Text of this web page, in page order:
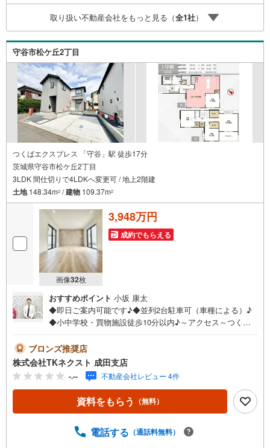
大丈夫です。■お忙しいときは現地待合せ＆現地解散できま
す。■平日のご見学希望大歓迎です！つくば市東光台1丁
目 新築戸建 研究学園駅（徒歩40分） 沼崎小学校（徒
歩22分） 豊里中学校（徒歩35分）
取り扱い不動産会社をもっと見る（全1社）
守谷市松ケ丘2丁目
つくばエクスプレス 「守谷」駅 徒歩17分
茨城県守谷市松ケ丘2丁目
3LDK 間仕切りで4LDKへ変更可 / 地上2階建
土地148.34m2 /建物 109.37m2
画像32枚
3,948万円
成約でもらえる
おすすめポイント 小坂 康太
◆即日ご案内可能です♪◆並列2台駐車可（車種による）♪
◆小中学校・買物施設徒歩10分以内♪～アクセス～つくば
タディカウンター付き！お子様のリビング学習に（1号棟）
♪◇ライフスタイルに合わせて間仕切りで4LDKへ変更可能
（2号棟）♪◇衣類や荷物をたっぷり収納できるWIC2ヶ所
設置♪◇キッチン収納を充実させる便利なパントリースペ
ース♪◇断熱性に優れたZEH水準仕様の住宅♪～周辺環境～
守谷市立松ケ丘小学校 徒歩約9分守谷市立けやき台中学
ンイレブン 徒歩約9分カスミ 徒歩約5分イオンタウン 徒
ブロンズ推奨店
株式会社TKネクスト 成田支店
-.-- 不動産会社レビュー 4件
資料をもらう （無料）
電話する （通話料無料）